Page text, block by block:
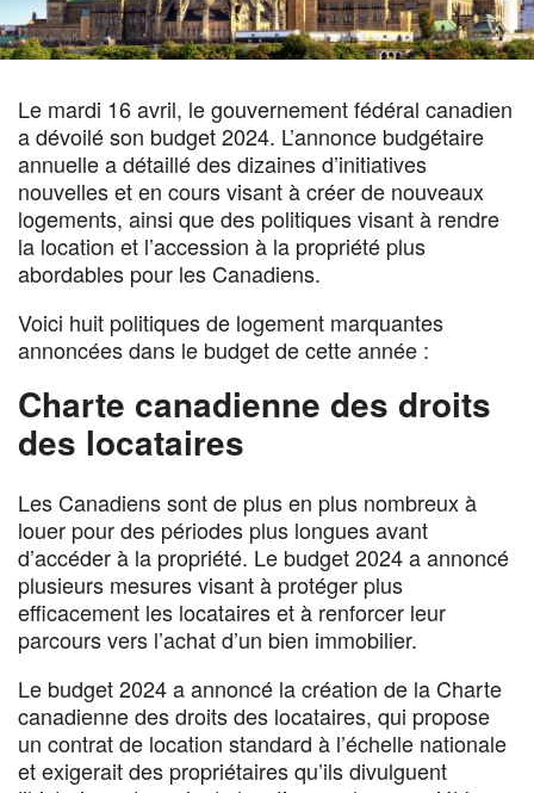
Le mardi 16 avril, le gouvernement fédéral canadien
a dévoilé son budget 2024. L’annonce budgétaire
annuelle a détaillé des dizaines d’initiatives
nouvelles et en cours visant à créer de nouveaux
logements, ainsi que des politiques visant à rendre
la location et l’accession à la propriété plus
abordables pour les Canadiens.
Voici huit politiques de logement marquantes
annoncées dans le budget de cette année :
Charte canadienne des droits
des locataires
Les Canadiens sont de plus en plus nombreux à
louer pour des périodes plus longues avant
d’accéder à la propriété. Le budget 2024 a annoncé
plusieurs mesures visant à protéger plus
efficacement les locataires et à renforcer leur
parcours vers l’achat d’un bien immobilier.
Le budget 2024 a annoncé la création de la Charte
canadienne des droits des locataires, qui propose
un contrat de location standard à l’échelle nationale
et exigerait des propriétaires qu’ils divulguent